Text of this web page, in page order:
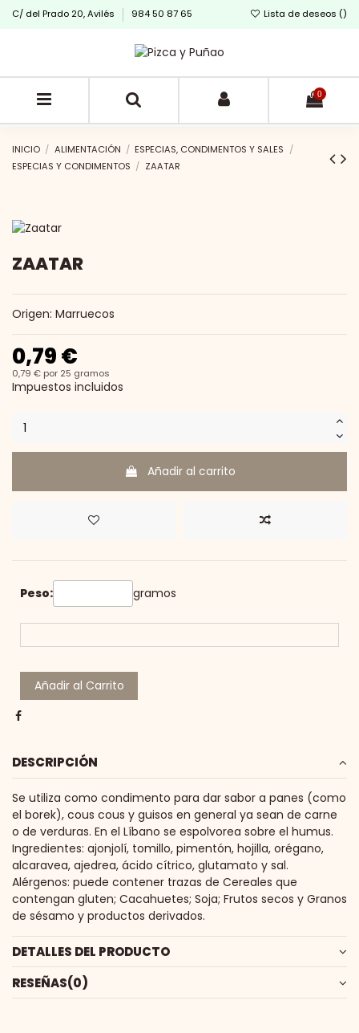
C/ del Prado 20, Avilés 984 50 87 65 Lista de deseos ()
0
INICIO ALIMENTACIÓN
ESPECIAS, CONDIMENTOS Y SALES
ESPECIAS Y CONDIMENTOS
ZAATAR
ZAATAR
Origen: Marruecos
0,79 €
0,79 € por 25 gramos
Impuestos incluidos
Añadir al carrito
Peso: gramos
Añadir al Carrito
DESCRIPCIÓN
Se utiliza como condimento para dar sabor a panes (como
el borek), cous cous y guisos en general ya sean de carne
o de verduras. En el Líbano se espolvorea sobre el humus.
Ingredientes: ajonjolí, tomillo, pimentón, hojilla, orégano,
alcaravea, ajedrea, ácido cítrico, glutamato y sal.
Alérgenos: puede contener trazas de Cereales que
contengan gluten; Cacahuetes; Soja; Frutos secos y Granos
de sésamo y productos derivados.
DETALLES DEL PRODUCTO
RESEÑAS(0)